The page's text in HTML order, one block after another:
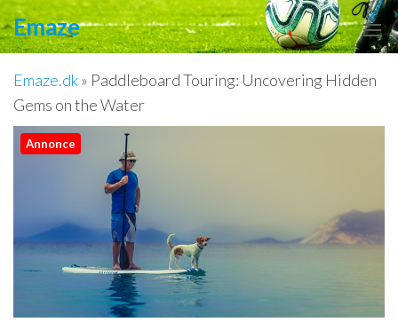
Videre
tilEmaze
Emaze.dk» Paddleboard Touring: Uncovering Hidden
Gems on the Water
Annonce